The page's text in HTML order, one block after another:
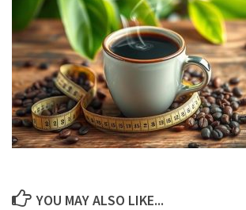
YOU MAY ALSO LIKE...